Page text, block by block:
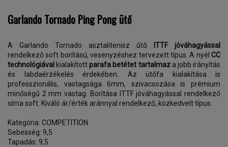
Garlando Tornado Ping Pong ütő
A Garlando Tornado asztalitenisz űtő
ITTF jóváhagyással
rendelkező soft borítású, vesenyzéshez tervezett típus. A nyél CC
technológiával kialakítottparafa betétet tartalmaza jobb irányítás
és labdaérzékelés érdekében. Az ütőfa kialakítása is
professzionális, vastagsága 6mm, szivacsozása is prémium
minőségű 2 mm vastag. Borítása ITTF jóváhagyással rendelkező
síma soft. Kiváló ár/érték aránnyal rendelkező, közkedvelt típus.
Kategória: COMPETITION
Sebesség: 9,5
Tapadás: 9,5